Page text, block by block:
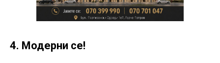
4. Модерни се!